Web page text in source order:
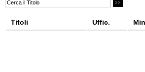
Titoli Uffic. Min